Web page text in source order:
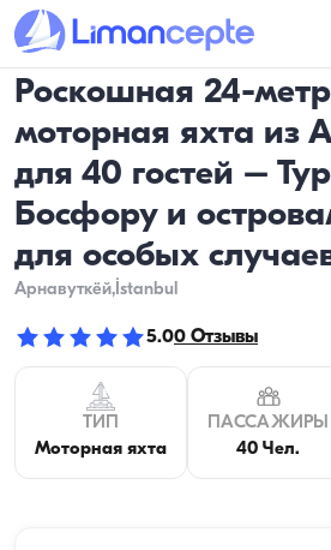
Роскошная 24-
моторная яхта из
для 40 гостей –
Босфору и
для особых
Арнавуткёй,İstanbul
5.00 Отзывы
ТИП
Моторная яхта
ПАССАЖИРЫ
40 Чел.